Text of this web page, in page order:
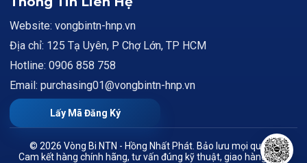
Website: vongbintn-hnp.vn
Địa chỉ: 125 Tạ Uyên, P Chợ Lớn, TP HCM
Hotline: 0906 858 758
Email: purchasing01@vongbintn-hnp.vn
Lấy Mã Đăng Ký
© 2026 Vòng Bi NTN - Hồng Nhất Phát. Bảo lưu mọi quyền.
Cam kết hàng chính hãng, tư vấn đúng kỹ thuật, giao hàng toàn